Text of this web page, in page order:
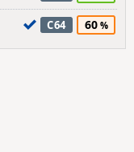
C64 60